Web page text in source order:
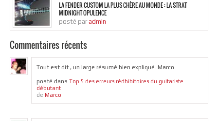
LA FENDER CUSTOM LA PLUS CHÈRE AU MONDE : LA STRAT
MIDNIGHT OPULENCE
posté par admin
Commentaires récents
Tout est dit , un large résumé bien expliqué. Marco.
posté dans Top 5 des erreurs rédhibitoires du guitariste
débutant
de Marco